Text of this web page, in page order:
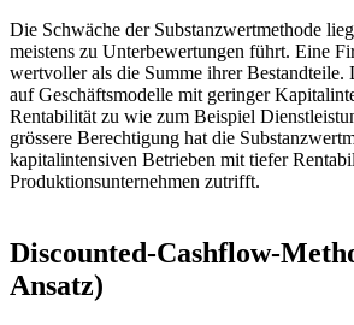
Die Schwäche der Substanzwertmethode
meistens zu Unterbewertungen führt. Eine
wertvoller als die Summe ihrer Bestandteile.
auf Geschäftsmodelle mit geringer
Rentabilität zu wie zum Beispiel
grössere Berechtigung hat die
kapitalintensiven Betrieben mit tiefer
Produktionsunternehmen zutrifft.
Discounted-Cashflow-
Ansatz)